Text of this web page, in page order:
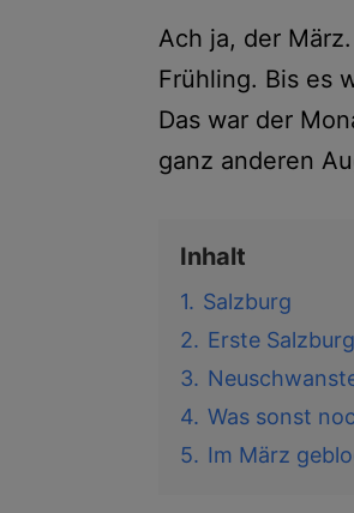
Ach ja, der
Frühling. Bis es
Das war der
ganz anderen
Inhalt
1. Salzburg
2. Erste
3.
4. Was sonst
5. Im März